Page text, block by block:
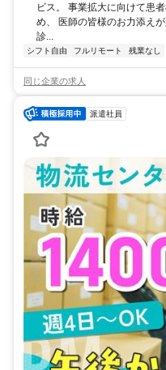
ビス。 事業拡大に向けて患
め、 医師の皆様のお力添え
診...
シフト自由 フルリモート 残業なし
同じ企業の求人
派遣社員